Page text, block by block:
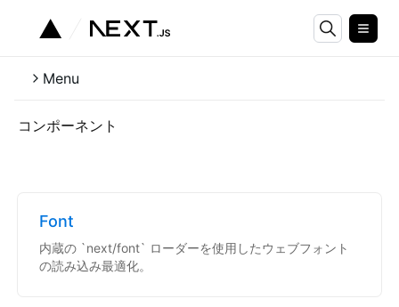
Menu
コンポーネント
Font
内蔵の `next/font` ローダーを使用したウェブフォント
の読み込み最適化。